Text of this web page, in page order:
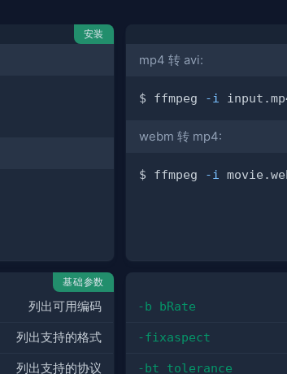
安装
mp4 转 avi:
$ ffmpeg -i
webm 转 mp4:
$ ffmpeg -i
基础参数
列出可用编码
列出支持的格式
列出支持的协议
-b bRate
-fixaspect
-bt tolerance